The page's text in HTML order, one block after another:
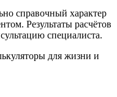
справочный характер
Результаты расчётов
специалиста.
для жизни и